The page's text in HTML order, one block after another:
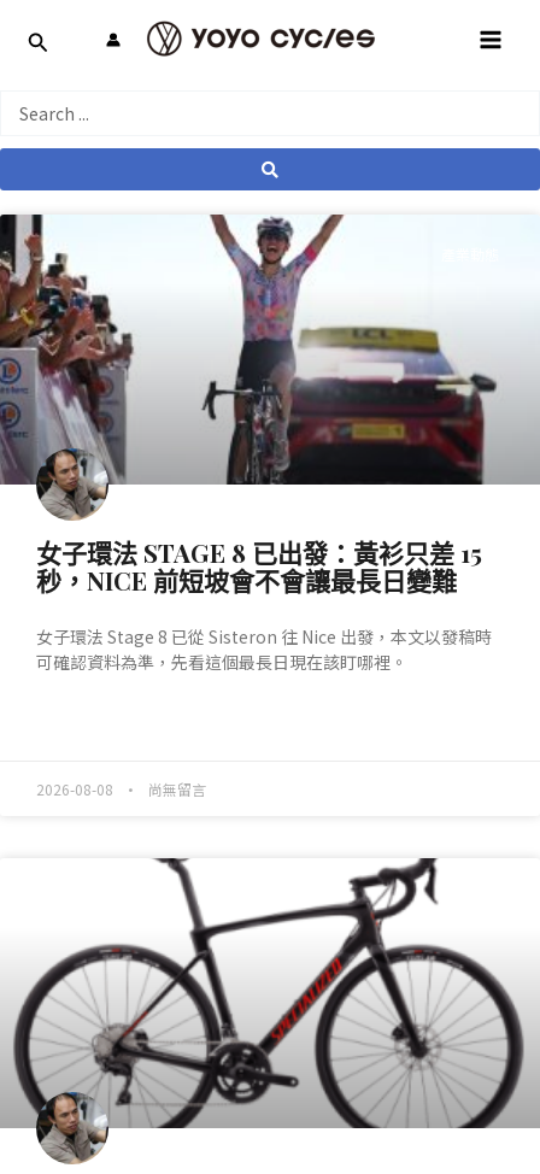
Search
女子環法 STAGE 8 已出發：黃衫只差 15
秒，NICE 前短坡會不會讓最長日變難
女子環法 Stage 8 已從 Sisteron 往 Nice 出發，本文以發稿時
可確認資料為準，先看這個最長日現在該盯哪裡。
2026-08-08 尚無留言